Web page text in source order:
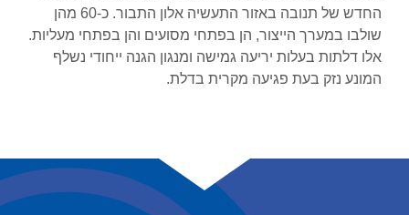
החדש של תנובה באזור התעשיה אלון התבור. כ-60 מהן
שולבו במערך הייצור, הן בפתחי מסועים והן בפתחי מעליות.
אלו דלתות בעלות יריעה גמישה ומנגון הגנה ייחודי נשלף
המונע נזק בעת פגיעה מקרית בדלת.